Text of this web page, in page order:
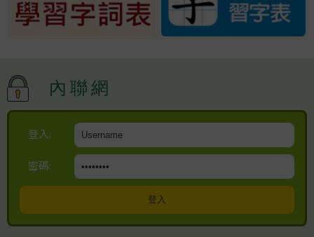
正欣杯 國際體育舞蹈公開
賽 12 歲以下單人等級賽
港課外活動優秀學生表揚計
成績:
北區小學校際游泳比賽
內聯網
登入:
密碼: